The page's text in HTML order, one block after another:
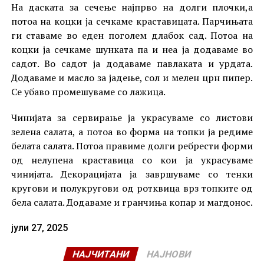
На даската за сечење најпрво на долги плочки,а
потоа на коцки ја сечкаме краставицата. Парчињата
ги ставаме во еден поголем длабок сад. Потоа на
коцки ја сечкаме шунката па и неа ја додаваме во
садот. Во садот ја додаваме павлаката и урдата.
Додаваме и масло за јадење, сол и мелен црн пипер.
Се убаво промешуваме со лажица.
Чинијата за сервирање ја украсуваме со листови
зелена салата, а потоа во форма на топки ја редиме
белата салата. Потоа правиме долги ребрести форми
од нелупена краставица со кои ја украсуваме
чинијата. Декорацијата ја завршуваме со тенки
кругови и полукругови од ротквица врз топките од
бела салата. Додаваме и гранчиња копар и магдонос.
јули 27, 2025
НАЈЧИТАНИ НАЈНОВИ